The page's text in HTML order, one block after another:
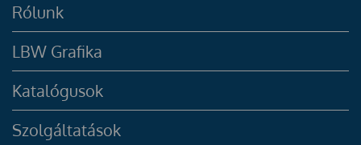
Rólunk
LBW Grafika
Katalógusok
Szolgáltatások